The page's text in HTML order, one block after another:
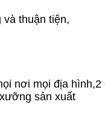
và thuận tiện,
nơi mọi địa
sản xuất